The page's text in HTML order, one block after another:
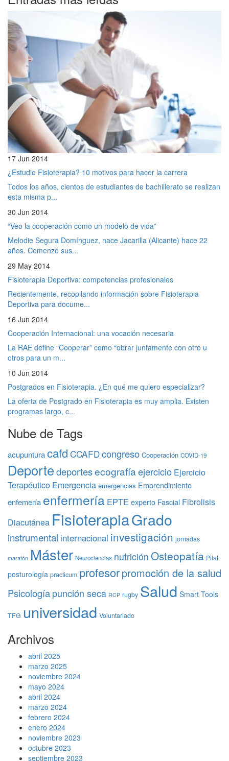
17 Jun 2014
¿Estudio Fisioterapia? 10 motivos para hacer la carrera
Todos los años, cientos de estudiantes de bachillerato se realizan
esta misma p...
30 Jun 2014
“Veo la cooperación como un modelo de vida”
Melodie Segura Domínguez, nace Jacarilla (Alicante) hace 22
años. Comenzó sus...
29 May 2014
Fisioterapia Deportiva: competencias profesionales
Recientemente, recopilando información sobre Fisioterapia
Deportiva para docume...
16 Jun 2014
Cooperación Internacional: una vocación necesaria
La RAE define “Cooperar” como “obrar juntamente con otro u
otros para un m...
10 Jun 2014
Postgrados en Fisioterapia. ¿En qué me quiero especializar?
La oferta de Postgrado en Fisioterapia es muy amplia. Existen
programas largo, c...
Nube de Tags
acupunturacafd CCAFDcongreso Cooperación COVID-19
Deportedeportesecografíaejercicio Ejercicio
Terapéutico Emergencia emergencias Emprendimiento
enfemería enfermería EPTE experto Fascial Fibrolisis
Diacutánea FisioterapiaGrado
instrumental internacional investigación jornadas
maratón Máster Neurociencias nutrición Osteopatía Pilat
posturología practicum profesorpromoción de la salud
Psicologíapunción seca RCP rugby Salud Smart Tools
TFG universidad Voluntariado
Archivos
abril 2025
marzo 2025
noviembre 2024
mayo 2024
abril 2024
marzo 2024
febrero 2024
enero 2024
noviembre 2023
octubre 2023
septiembre 2023